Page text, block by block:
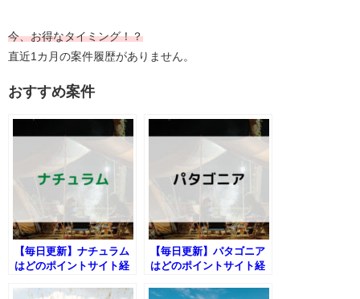
今、お得なタイミング！？
直近1カ月の案件履歴がありません。
おすすめ案件
【毎日更新】ナチュラム
はどのポイントサイト経
【毎日更新】パタゴニア
はどのポイントサイト経